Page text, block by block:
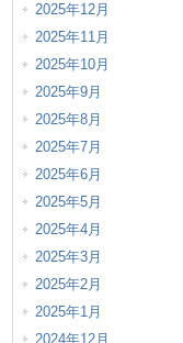
2025年12月
2025年11月
2025年10月
2025年9月
2025年8月
2025年7月
2025年6月
2025年5月
2025年4月
2025年3月
2025年2月
2025年1月
2024年12月